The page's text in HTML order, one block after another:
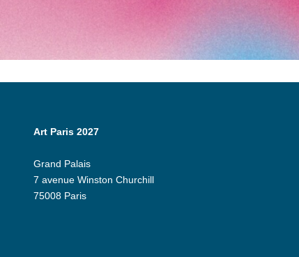
Art Paris 2027
Grand Palais
7 avenue Winston Churchill
75008 Paris